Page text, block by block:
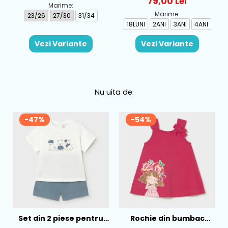
Marime:
23/26
27/30 31/34
Vezi Variante
Marime:
18LUNI
2ANI 3ANI 4ANI
Vezi Variante
Nu uita de:
-47%
Set din 2 piese pentru
-54%
Rochie din bumbac